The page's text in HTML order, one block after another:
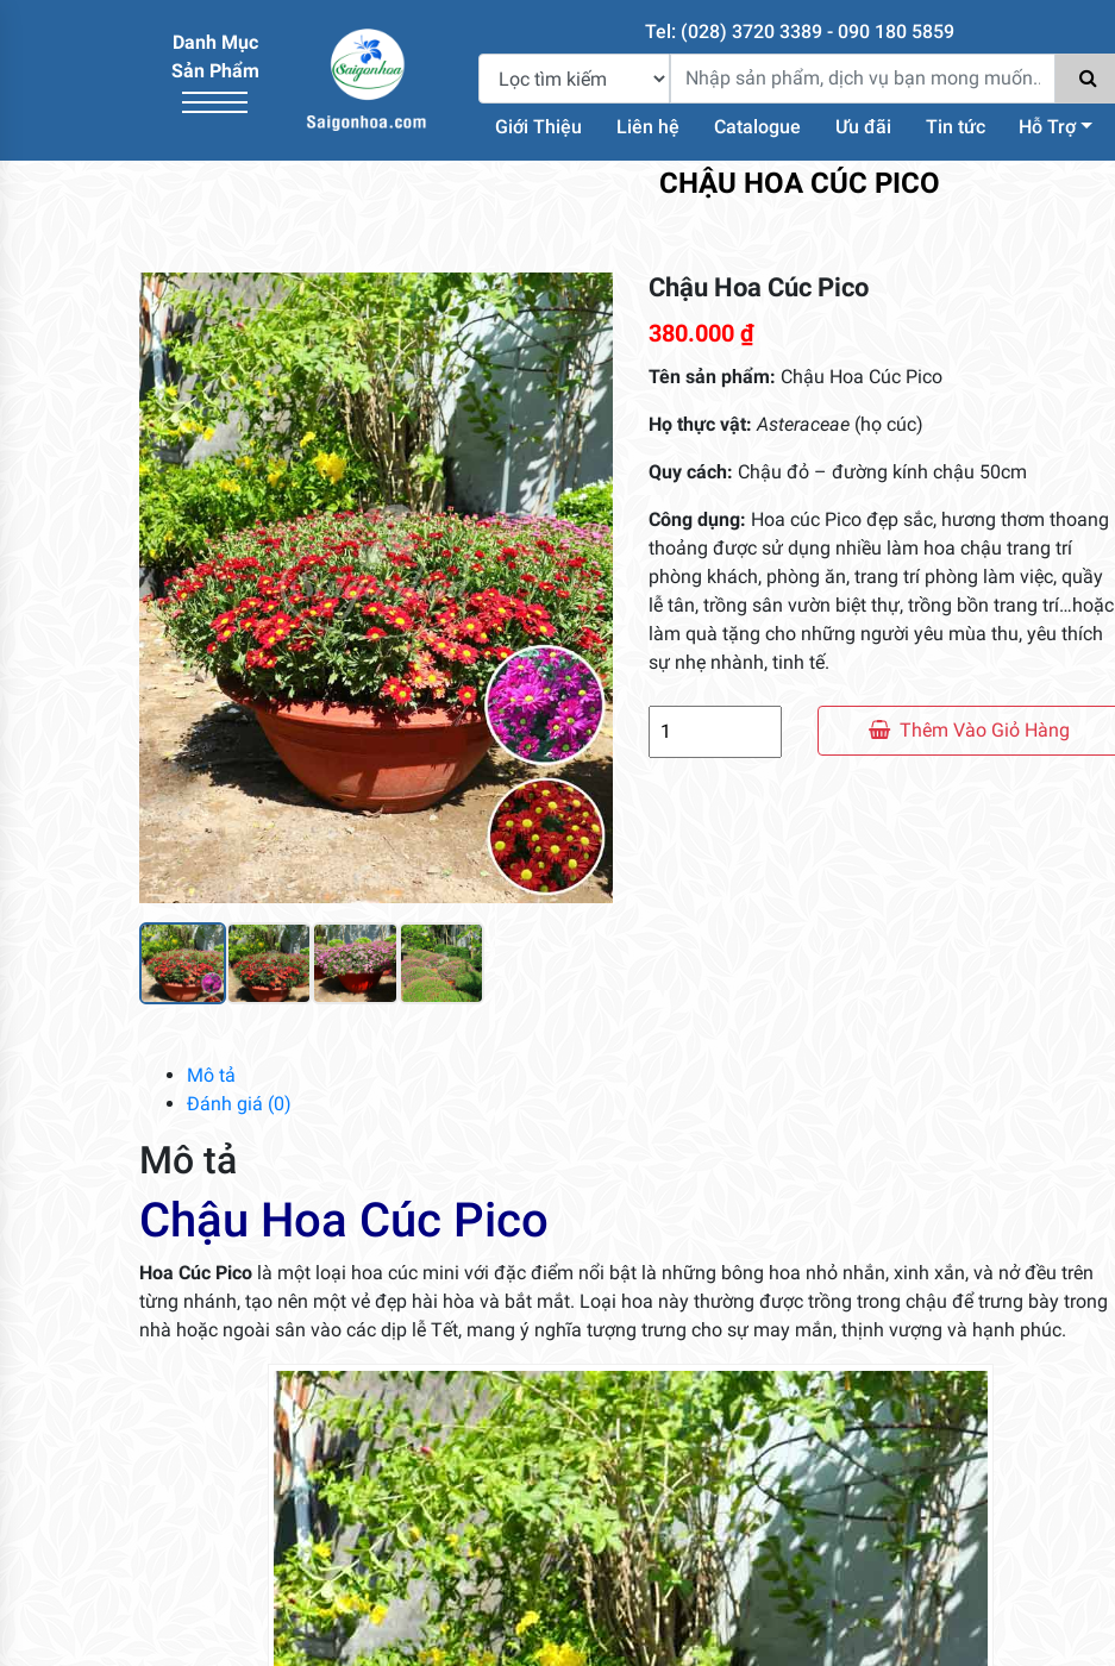
Danh Mục
Sản Phẩm
Tel: (028) 3720 3389 - 090 180 5859
Giới Thiệu Liên hệ Catalogue Ưu đãi Tin tức Hỗ Trợ
CHẬU HOA CÚC PICO
Chậu Hoa Cúc Pico
380.000 ₫
Tên sản phẩm: Chậu Hoa Cúc Pico
Họ thực vật: Asteraceae(họ cúc)
Quy cách: Chậu đỏ – đường kính chậu 50cm
Công dụng: Hoa cúc Pico đẹp sắc, hương thơm thoang
thoảng được sử dụng nhiều làm hoa chậu trang trí
phòng khách, phòng ăn, trang trí phòng làm việc, quầy
lễ tân, trồng sân vườn biệt thự, trồng bồn trang trí…hoặc
làm quà tặng cho những người yêu mùa thu, yêu thích
sự nhẹ nhành, tinh tế.
Thêm Vào Giỏ Hàng
Mô tả
Đánh giá (0)
Mô tả
Chậu Hoa Cúc Pico
Hoa Cúc Pico là một loại hoa cúc mini với đặc điểm nổi bật là những bông hoa nhỏ nhắn, xinh xắn, và nở đều trên
từng nhánh, tạo nên một vẻ đẹp hài hòa và bắt mắt. Loại hoa này thường được trồng trong chậu để trưng bày trong
nhà hoặc ngoài sân vào các dịp lễ Tết, mang ý nghĩa tượng trưng cho sự may mắn, thịnh vượng và hạnh phúc.